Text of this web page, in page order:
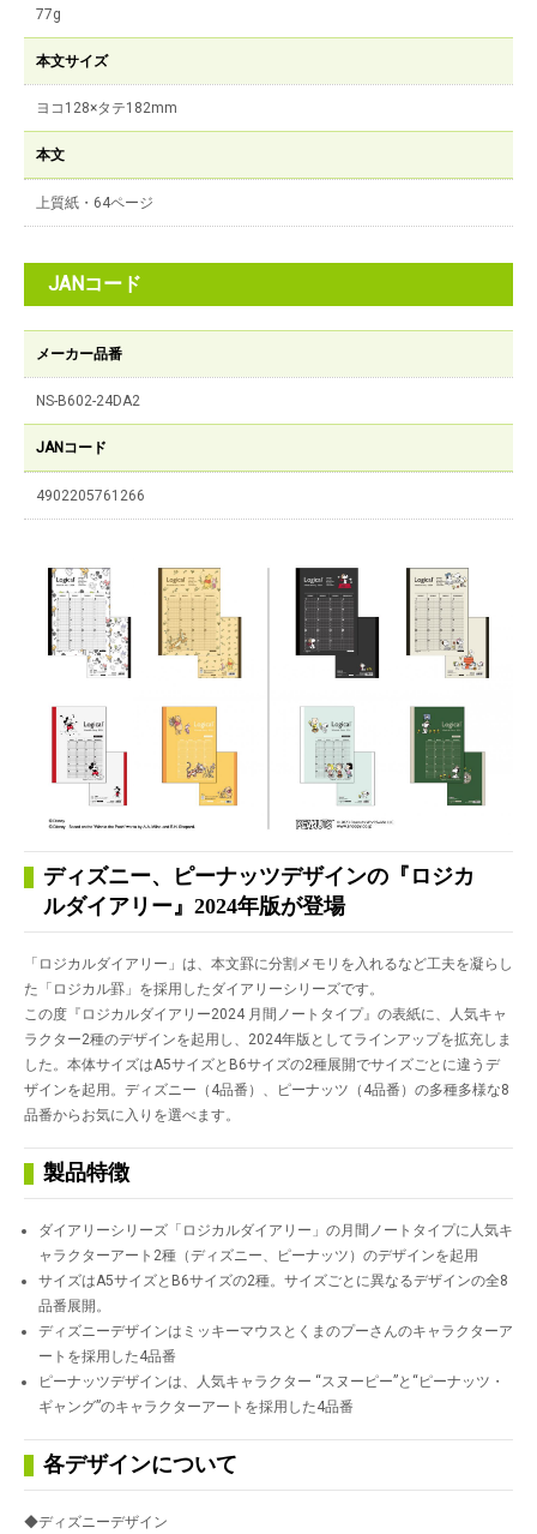
77g
本文サイズ
ヨコ128×タテ182mm
本文
上質紙・64ページ
JANコード
メーカー品番
NS-B602-24DA2
JANコード
4902205761266
ディズニー、ピーナッツデザインの『ロジカ
ルダイアリー』2024年版が登場
「ロジカルダイアリー」は、本文罫に分割メモリを入れるなど工夫を凝らし
た「ロジカル罫」を採用したダイアリーシリーズです。
この度『ロジカルダイアリー2024 月間ノートタイプ』の表紙に、人気キャ
ラクター2種のデザインを起用し、2024年版としてラインアップを拡充しま
した。本体サイズはA5サイズとB6サイズの2種展開でサイズごとに違うデ
ザインを起用。ディズニー（4品番）、ピーナッツ（4品番）の多種多様な8
品番からお気に入りを選べます。
製品特徴
ダイアリーシリーズ「ロジカルダイアリー」の月間ノートタイプに人気キ
ャラクターアート2種（ディズニー、ピーナッツ）のデザインを起用
サイズはA5サイズとB6サイズの2種。サイズごとに異なるデザインの全8
品番展開。
ディズニーデザインはミッキーマウスとくまのプーさんのキャラクターア
ートを採用した4品番
ピーナッツデザインは、人気キャラクター “スヌーピー”と“ピーナッツ・
ギャング”のキャラクターアートを採用した4品番
各デザインについて
◆ディズニーデザイン